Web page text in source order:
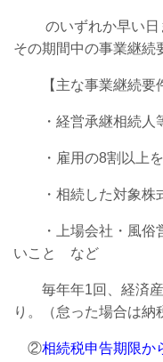
のいずれか早い日
その期間中の事業継続
【主な事業継続要
・経営承継相続人
・雇用の8割以上を
・相続した対象株式
・上場会社・風俗営
いこと など
毎年年1回、経済産
り。（怠った場合は納
②相続税申告期限か